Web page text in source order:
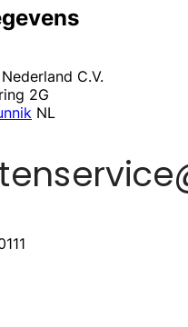
C.V.
2G
NL